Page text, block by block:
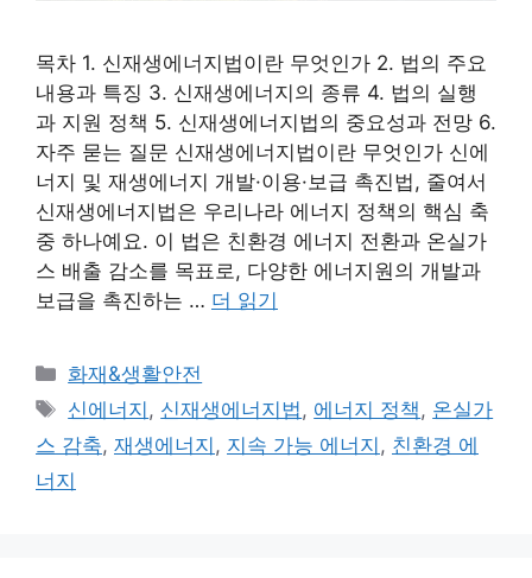
목차 1. 신재생에너지법이란 무엇인가 2. 법의 주요
내용과 특징 3. 신재생에너지의 종류 4. 법의 실행
과 지원 정책 5. 신재생에너지법의 중요성과 전망 6.
자주 묻는 질문 신재생에너지법이란 무엇인가 신에
너지 및 재생에너지 개발·이용·보급 촉진법, 줄여서
신재생에너지법은 우리나라 에너지 정책의 핵심 축
중 하나예요. 이 법은 친환경 에너지 전환과 온실가
스 배출 감소를 목표로, 다양한 에너지원의 개발과
보급을 촉진하는 … 더 읽기
카
테
리
화재&생활안전
태
그
신에너지 , 신재생에너지법, 에너지 정책, 온실가
스 감축, 재생에너지 , 지속 가능 에너지 , 친환경 에
너지